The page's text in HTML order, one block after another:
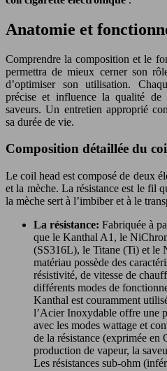
Anatomie et
Comprendre la composition et le
permettra de mieux cerner son
d’optimiser son utilisation.
précise et influence la qualité
saveurs. Un entretien approprié
sa durée de vie.
Composition détaillée du
Le coil head est composé de deux
et la mèche. La résistance est le fil
la mèche sert à l’imbiber et à le
La résistance: Fabriquée à
que le Kanthal A1, le
(SS316L), le Titane (Ti) et le
matériau possède des
résistivité, de vitesse de
différents modes de
Kanthal est couramment
l’Acier Inoxydable offre une
avec les modes wattage et
de la résistance (exprimée en
production de vapeur, la
Les résistances sub-ohm